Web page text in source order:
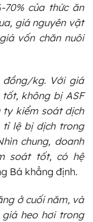
của thức ăn
giá nguyên vật
vốn chăn nuôi
đồng/kg. Với giá
không bị ASF
ty kiểm soát dịch
tỉ lệ bị dịch trong
chung, doanh
soát tốt, có hệ
Bá khẳng định.
ở cuối năm, và
giá heo hơi trong